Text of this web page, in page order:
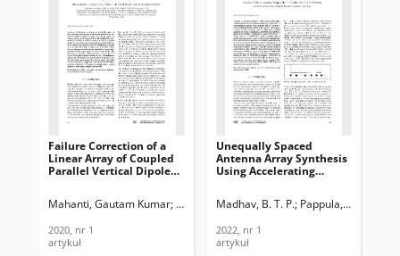
Failure Correction of a
Linear Array of Coupled
Parallel Vertical Dipole
Information Technology,
Mahanti, Gautam Kumar Patidar, Hemant Muralidharan, R. Singh,
2020, nr 1
artykuł
Unequally Spaced
Antenna Array Synthesis
Using Accelerating
Journal of
Information Technology,
2022, nr 1
Madhav, B. T. P. Pappula, Lakshman
2022, nr 1
artykuł